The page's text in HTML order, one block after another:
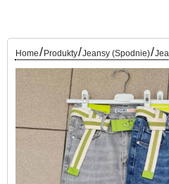
Home/ Produkty/Jeansy (Spodnie)/